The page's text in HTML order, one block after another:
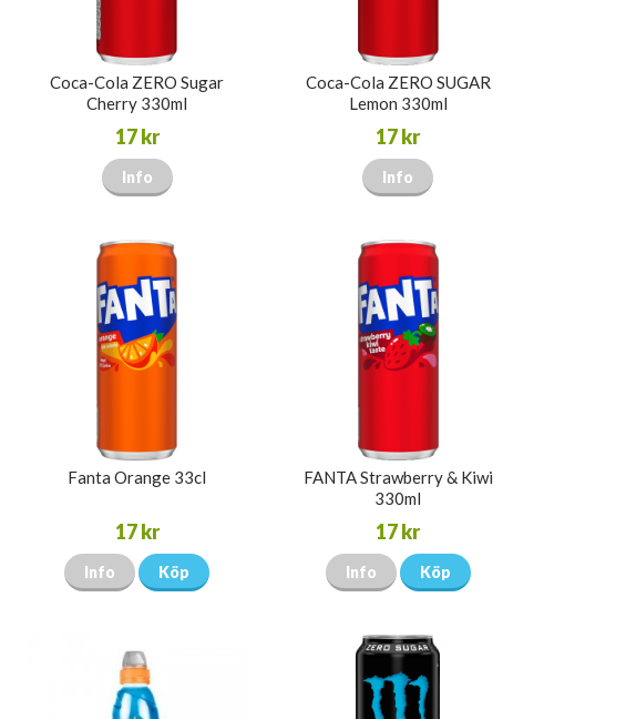
Coca-Cola ZERO Sugar
Cherry 330ml
17 kr
Info
Coca-Cola ZERO SUGAR
Lemon 330ml
17 kr
Info
Fanta Orange 33cl
17 kr
Info Köp
FANTA Strawberry & Kiwi
330ml
17 kr
Info Köp